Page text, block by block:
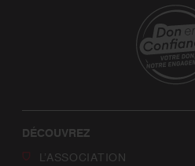
DÉCOUVREZ
L’ASSOCIATION